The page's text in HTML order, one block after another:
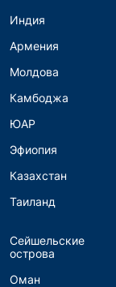
Индия
Армения
Молдова
Камбоджа
ЮАР
Эфиопия
Казахстан
Таиланд
Сейшельские
острова
Оман